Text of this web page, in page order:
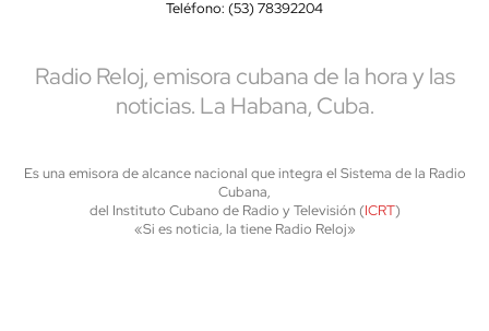
Teléfono: (53) 78392204
Radio Reloj, emisora cubana de la hora y las
noticias. La Habana, Cuba.
Es una emisora de alcance nacional que integra el Sistema de la Radio
Cubana,
del Instituto Cubano de Radio y Televisión (ICRT)
«Si es noticia, la tiene Radio Reloj»